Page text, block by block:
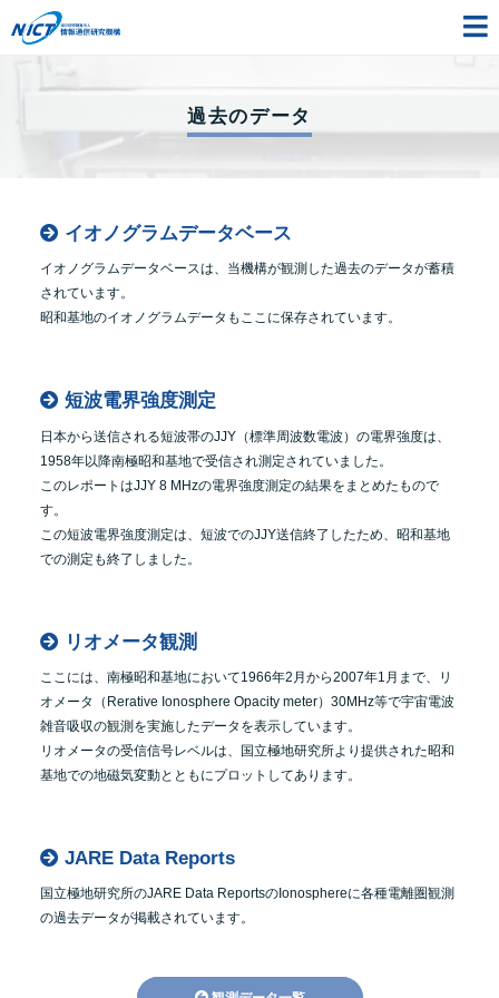
過去のデータ
イオノグラムデータベース
イオノグラムデータベースは、当機構が観測した過去のデータが蓄積
されています。
昭和基地のイオノグラムデータもここに保存されています。
短波電界強度測定
日本から送信される短波帯のJJY（標準周波数電波）の電界強度は、
1958年以降南極昭和基地で受信され測定されていました。
このレポートはJJY 8 MHzの電界強度測定の結果をまとめたもので
す。
この短波電界強度測定は、短波でのJJY送信終了したため、昭和基地
での測定も終了しました。
リオメータ観測
ここには、南極昭和基地において1966年2月から2007年1月まで、リ
オメータ（Rerative Ionosphere Opacity meter）30MHz等で宇宙電波
雑音吸収の観測を実施したデータを表示しています。
リオメータの受信信号レベルは、国立極地研究所より提供された昭和
基地での地磁気変動とともにプロットしてあります。
JARE Data Reports
国立極地研究所のJARE Data ReportsのIonosphereに各種電離圏観測
の過去データが掲載されています。